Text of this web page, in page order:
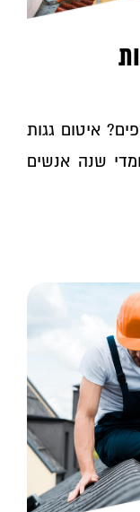
איטום גגות
שנה אנשים